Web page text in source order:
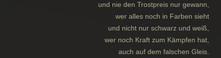
und nie den Trostpreis nur gewann,
wer alles noch in Farben sieht
und nicht nur schwarz und weiß,
wer noch Kraft zum Kämpfen hat,
auch auf dem falschen Gleis.